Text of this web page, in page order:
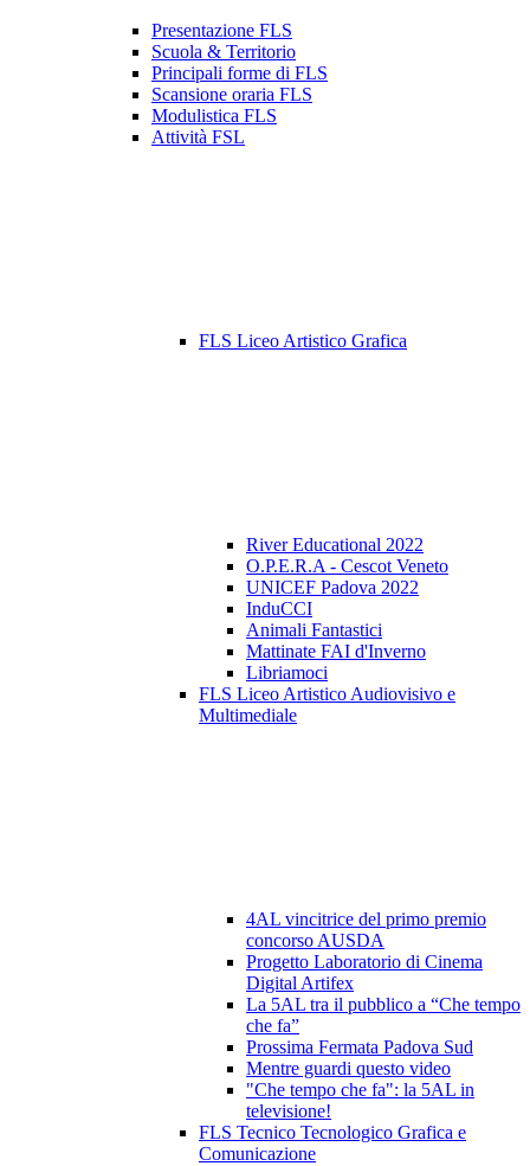
Presentazione FLS
Scuola & Territorio
Principali forme di FLS
Scansione oraria FLS
Modulistica FLS
Attività FSL
FLS Liceo Artistico Grafica
River Educational 2022
O.P.E.R.A - Cescot Veneto
UNICEF Padova 2022
InduCCI
Animali Fantastici
Mattinate FAI d'Inverno
Libriamoci
FLS Liceo Artistico Audiovisivo e
Multimediale
4AL vincitrice del primo premio
concorso AUSDA
Progetto Laboratorio di Cinema
Digital Artifex
La 5AL tra il pubblico a “Che tempo
che fa”
Prossima Fermata Padova Sud
Mentre guardi questo video
"Che tempo che fa": la 5AL in
televisione!
FLS Tecnico Tecnologico Grafica e
Comunicazione